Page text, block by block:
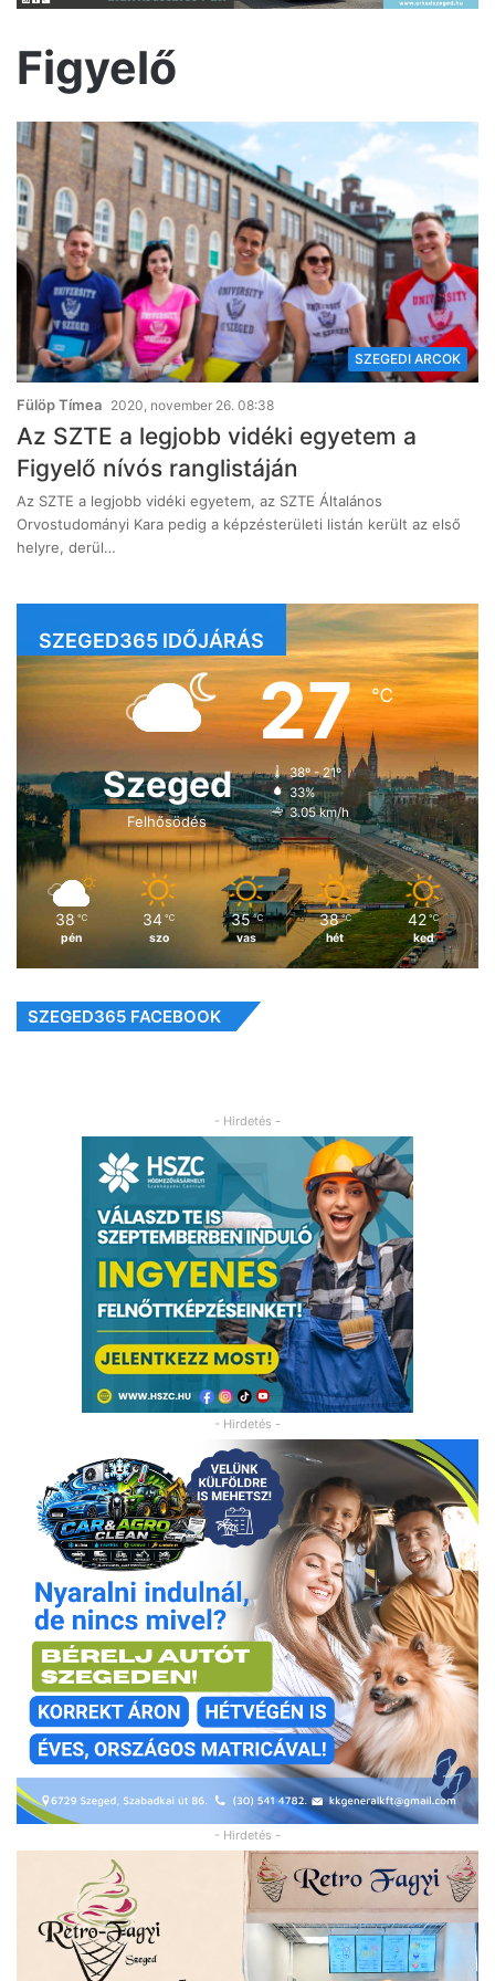
Figyelő
SZEGEDI ARCOK
Fülöp Tímea 2020, november 26. 08:38
Az SZTE a legjobb vidéki egyetem a
Figyelő nívós ranglistáján
Az SZTE a legjobb vidéki egyetem, az SZTE Általános
Orvostudományi Kara pedig a képzésterületi listán került az első
helyre, derül…
SZEGED365 IDŐJÁRÁS
Szeged
Felhősödés
27℃
38º - 21º
33%
3.05 km/h
38 ℃
pén
34 ℃
szo
35 ℃
vas
38 ℃
hét
42 ℃
ked
SZEGED365 FACEBOOK
- Hirdetés -
- Hirdetés -
- Hirdetés -